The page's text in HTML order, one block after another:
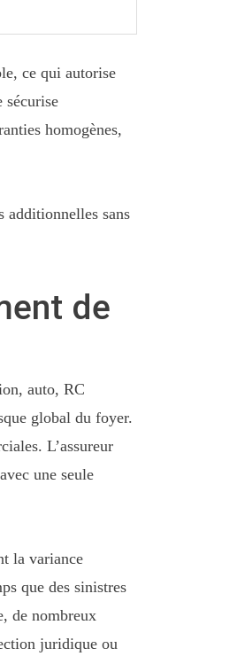
ce qui autorise
sécurise
homogènes,
additionnelles sans
de
auto, RC
global du foyer.
L’assureur
une seule
la variance
que des sinistres
de nombreux
juridique ou